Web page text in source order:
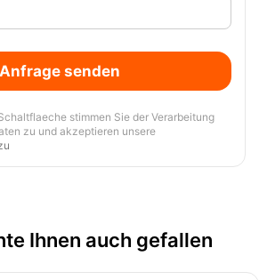
Anfrage senden
stimmen Sie der Verarbeitung
zu und akzeptieren unsere
Ihnen auch gefallen